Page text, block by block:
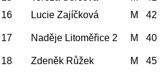
16
Lucie Zajíčková M 42
17 Naděje Litoměřice 2 M 40
18 Zdeněk Růžek M 45